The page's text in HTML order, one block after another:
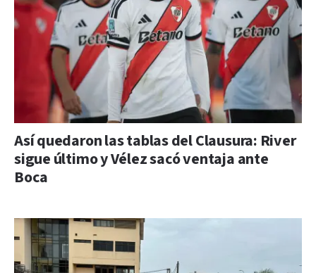
Así quedaron las tablas del Clausura: River
sigue último y Vélez sacó ventaja ante
Boca